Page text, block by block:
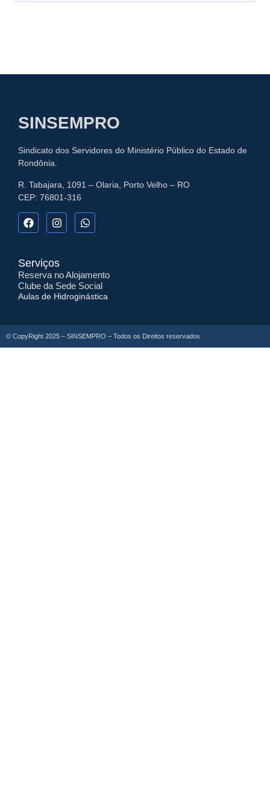
SINSEMPRO
Sindicato dos Servidores do Ministério Público do Estado de
Rondônia.
R. Tabajara, 1091 – Olaria, Porto Velho – RO
CEP: 76801-316
Serviços
Reserva no Alojamento
Clube da Sede Social
Aulas de Hidroginástica
© CopyRight 2025 – SINSEMPRO – Todos os Direitos reservados